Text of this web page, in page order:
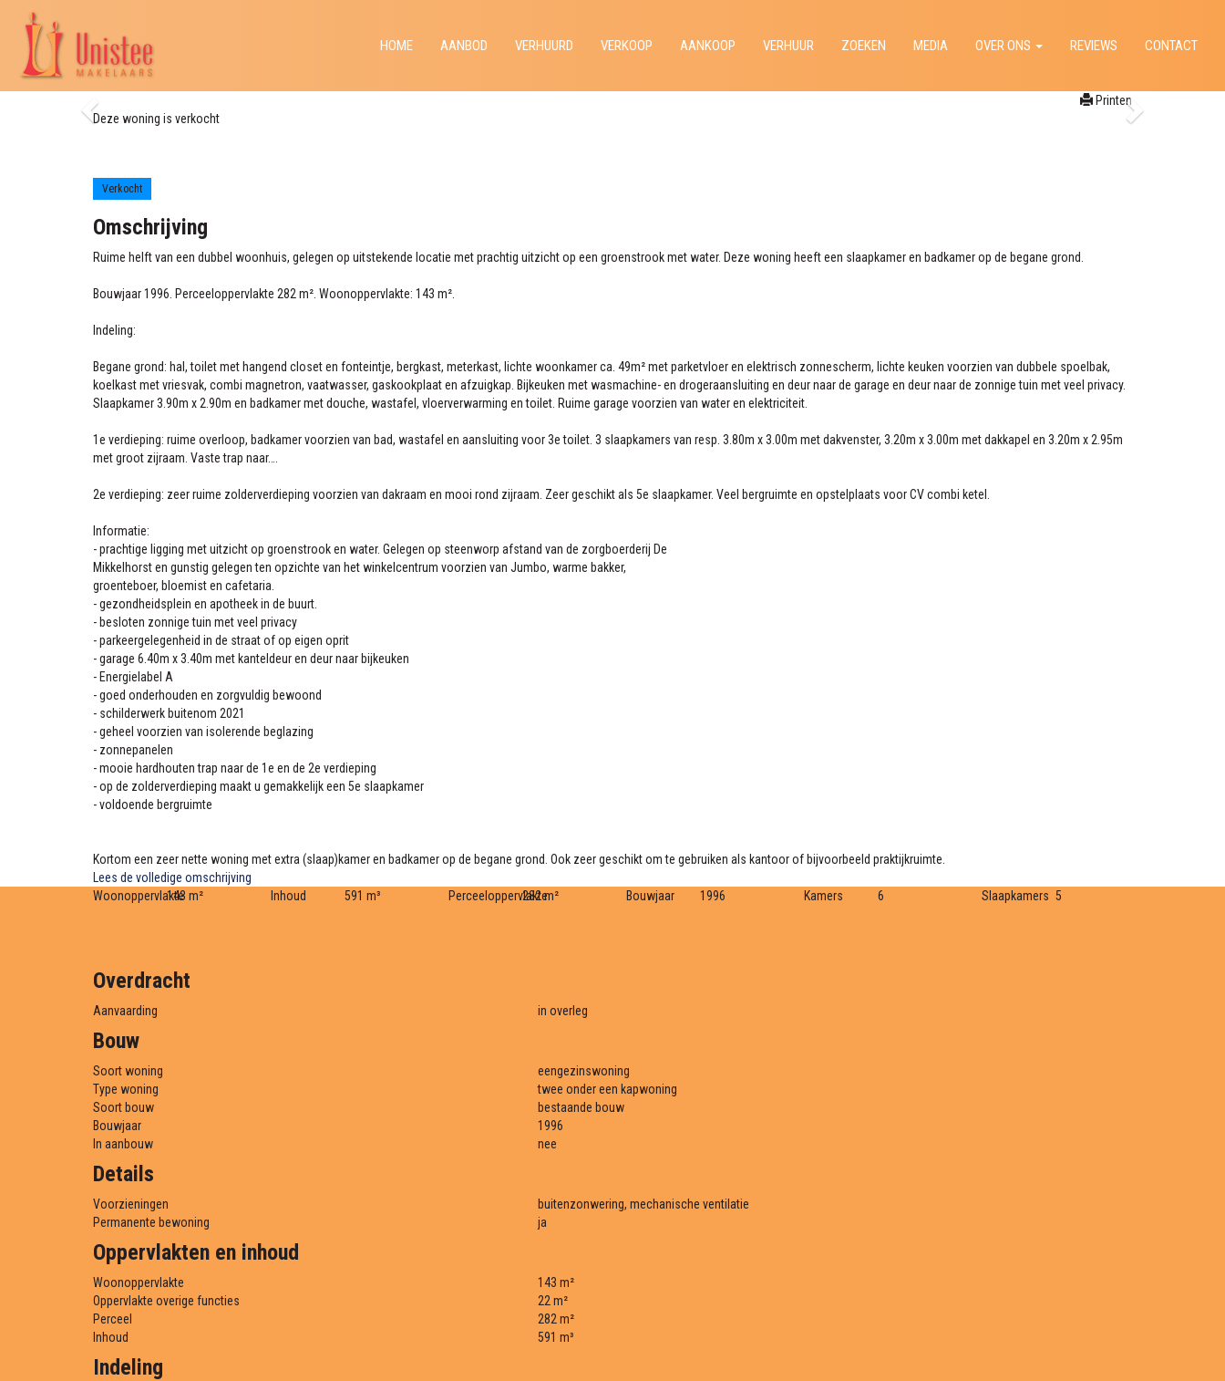
HOME AANBOD VERHUURD VERKOOP AANKOOP VERHUUR ZOEKEN MEDIA OVER ONS REVIEWS CONTACT
Foto's
Kaart
Printen
Deze woning is verkocht
Verkocht
Omschrijving
Ruime helft van een dubbel woonhuis, gelegen op uitstekende locatie met prachtig uitzicht op een groenstrook met water. Deze woning heeft een slaapkamer en badkamer op de begane grond.
Bouwjaar 1996. Perceeloppervlakte 282 m². Woonoppervlakte: 143 m².
Indeling:
Begane grond: hal, toilet met hangend closet en fonteintje, bergkast, meterkast, lichte woonkamer ca. 49m² met parketvloer en elektrisch zonnescherm, lichte keuken voorzien van dubbele spoelbak,
koelkast met vriesvak, combi magnetron, vaatwasser, gaskookplaat en afzuigkap. Bijkeuken met wasmachine- en drogeraansluiting en deur naar de garage en deur naar de zonnige tuin met veel privacy.
Slaapkamer 3.90m x 2.90m en badkamer met douche, wastafel, vloerverwarming en toilet. Ruime garage voorzien van water en elektriciteit.
1e verdieping: ruime overloop, badkamer voorzien van bad, wastafel en aansluiting voor 3e toilet. 3 slaapkamers van resp. 3.80m x 3.00m met dakvenster, 3.20m x 3.00m met dakkapel en 3.20m x 2.95m
met groot zijraam. Vaste trap naar….
2e verdieping: zeer ruime zolderverdieping voorzien van dakraam en mooi rond zijraam. Zeer geschikt als 5e slaapkamer. Veel bergruimte en opstelplaats voor CV combi ketel.
Informatie:
- prachtige ligging met uitzicht op groenstrook en water. Gelegen op steenworp afstand van de zorgboerderij De
Mikkelhorst en gunstig gelegen ten opzichte van het winkelcentrum voorzien van Jumbo, warme bakker,
groenteboer, bloemist en cafetaria.
- gezondheidsplein en apotheek in de buurt.
- besloten zonnige tuin met veel privacy
- parkeergelegenheid in de straat of op eigen oprit
- garage 6.40m x 3.40m met kanteldeur en deur naar bijkeuken
- Energielabel A
- goed onderhouden en zorgvuldig bewoond
- schilderwerk buitenom 2021
- geheel voorzien van isolerende beglazing
- zonnepanelen
- mooie hardhouten trap naar de 1e en de 2e verdieping
- op de zolderverdieping maakt u gemakkelijk een 5e slaapkamer
- voldoende bergruimte
Kortom een zeer nette woning met extra (slaap)kamer en badkamer op de begane grond. Ook zeer geschikt om te gebruiken als kantoor of bijvoorbeeld praktijkruimte.
Lees de volledige omschrijving
Woonoppervlakte143 m² Inhoud 591 m³ Perceeloppervlakte
282 m² Bouwjaar 1996 Kamers 6 Slaapkamers 5
Overdracht
Aanvaarding in overleg
Bouw
Soort woning
eengezinswoning
Type woning
twee onder een kapwoning
Soort bouw
bestaande bouw
Bouwjaar
1996
In aanbouw
nee
Details
Voorzieningen
buitenzonwering, mechanische ventilatie
Permanente bewoning
ja
Oppervlakten en inhoud
Woonoppervlakte
143 m²
Oppervlakte overige functies
22 m²
Perceel
282 m²
Inhoud
591 m³
Indeling